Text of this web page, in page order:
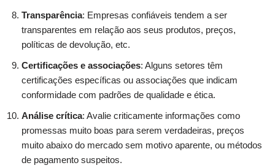
Transparência: Empresas confiáveis tendem a ser
transparentes em relação aos seus produtos, preços,
políticas de devolução, etc.
Certificações e associações: Alguns setores têm
certificações específicas ou associações que indicam
conformidade com padrões de qualidade e ética.
Análise crítica: Avalie criticamente informações como
promessas muito boas para serem verdadeiras, preços
muito abaixo do mercado sem motivo aparente, ou métodos
de pagamento suspeitos.